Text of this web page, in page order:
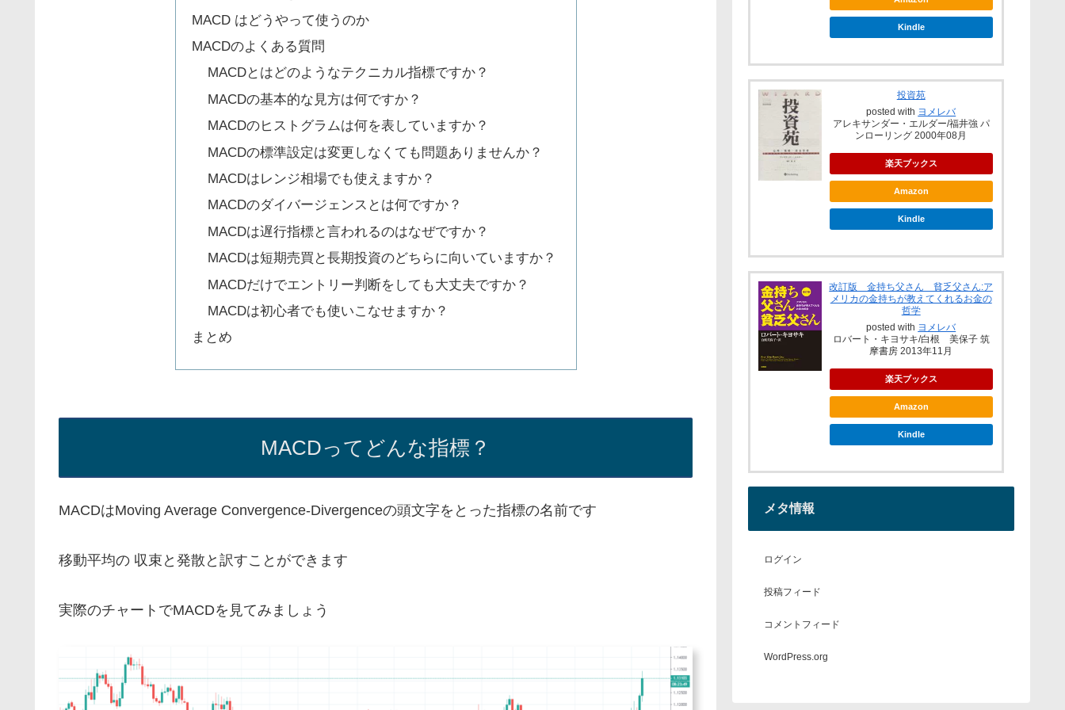
MACD はどうやって使うのか
MACDのよくある質問
MACDとはどのようなテクニカル指標ですか？
MACDの基本的な見方は何ですか？
MACDのヒストグラムは何を表していますか？
MACDの標準設定は変更しなくても問題ありませんか？
MACDはレンジ相場でも使えますか？
MACDのダイバージェンスとは何ですか？
MACDは遅行指標と言われるのはなぜですか？
MACDは短期売買と長期投資のどちらに向いていますか？
MACDだけでエントリー判断をしても大丈夫ですか？
MACDは初心者でも使いこなせますか？
まとめ
MACDってどんな指標？
MACDはMoving Average Convergence-Divergenceの頭文字をとった指標の名前です
移動平均の 収束と発散と訳すことができます
実際のチャートでMACDを見てみましょう
Kindle
投資苑
posted with ヨメレバ
アレキサンダー・エルダー/福井強 パ
ンローリング 2000年08月
楽天ブックス
Amazon
Kindle
改訂版 金持ち父さん 貧乏父さん:ア
メリカの金持ちが教えてくれるお金の
哲学
posted with ヨメレバ
ロバート・キヨサキ/白根 美保子 筑
摩書房 2013年11月
楽天ブックス
Amazon
Kindle
メタ情報
ログイン
投稿フィード
コメントフィード
WordPress.org